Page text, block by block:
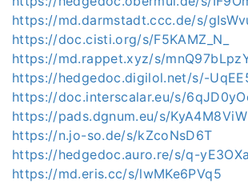
https://md.darmstadt.ccc.de/s/
https://doc.cisti.org/s/F5KAMZ_N_
https://md.rappet.xyz/s/
https://hedgedoc.digilol.net/s/-
https://doc.interscalar.eu/s/
https://pads.dgnum.eu/s/
https://n.jo-so.de/s/kZcoNsD6T
https://hedgedoc.auro.re/s/q-
https://md.eris.cc/s/lwMKe6PVq5